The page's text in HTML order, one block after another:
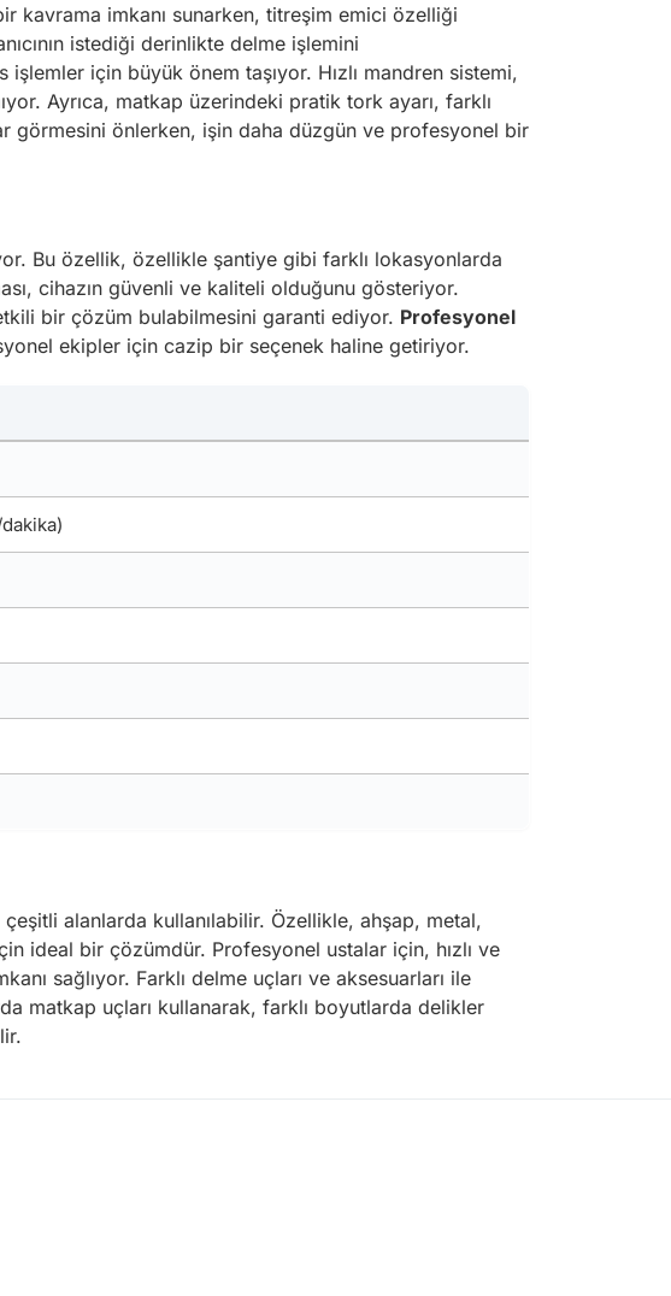
kavrama imkanı sunarken, titreşim emici özelliği
istediği derinlikte delme işlemini
için büyük önem taşıyor. Hızlı mandren sistemi,
Ayrıca, matkap üzerindeki pratik tork ayarı, farklı
görmesini önlerken, işin daha düzgün ve profesyonel bir
Bu özellik, özellikle şantiye gibi farklı lokasyonlarda
cihazın güvenli ve kaliteli olduğunu gösteriyor.
bir çözüm bulabilmesini garanti ediyor. Profesyonel
ekipler için cazip bir seçenek haline getiriyor.
alanlarda kullanılabilir. Özellikle, ahşap, metal,
ideal bir çözümdür. Profesyonel ustalar için, hızlı ve
sağlıyor. Farklı delme uçları ve aksesuarları ile
matkap uçları kullanarak, farklı boyutlarda delikler